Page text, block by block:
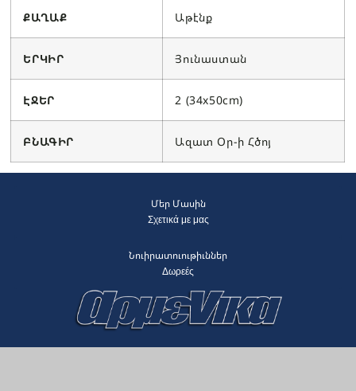
ՔԱՂԱՔ Աթէնք
ԵՐԿԻՐ Յունաստան
ԷՋԵՐ 2 (34x50cm)
ԲՆԱԳԻՐ Ազատ Օր-ի Հծոյ
Մեր Մասին
Σχετικά με μας
Նուիրատուութիւններ
Δωρεές